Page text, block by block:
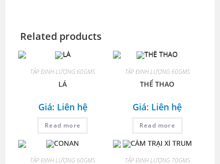
Related products
TẬP ĐỊNH LƯỢNG 60GMS
LÁ
Giá: Liên hệ
Read more
TẬP ĐỊNH LƯỢNG 60GMS
THỂ THAO
Giá: Liên hệ
Read more
TẬP ĐỊNH LƯỢNG 60GMS TẬP ĐỊNH LƯỢNG 70GMS